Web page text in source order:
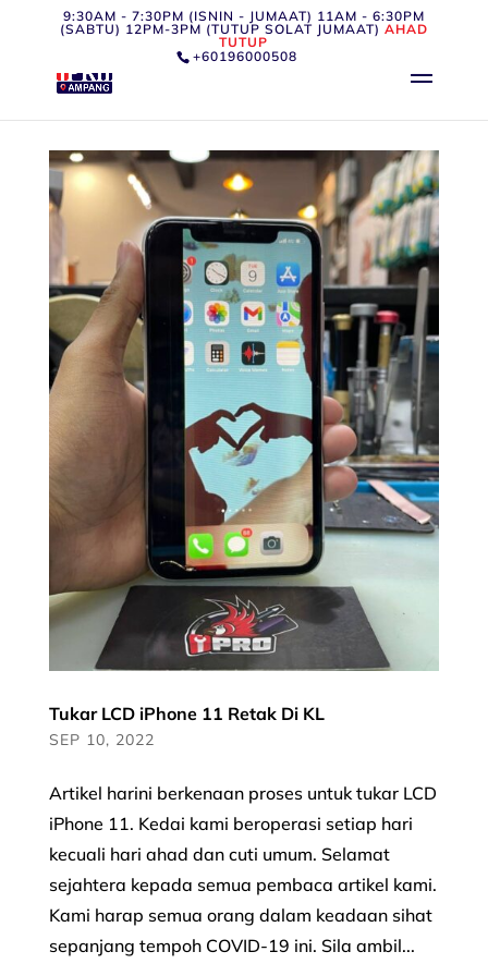
9:30AM - 7:30PM (ISNIN - JUMAAT) 11AM - 6:30PM
(SABTU) 12PM-3PM (TUTUP SOLAT JUMAAT) AHAD
TUTUP
+60196000508
Tukar LCD iPhone 11 Retak Di KL
SEP 10, 2022
Artikel harini berkenaan proses untuk tukar LCD
iPhone 11. Kedai kami beroperasi setiap hari
kecuali hari ahad dan cuti umum. Selamat
sejahtera kepada semua pembaca artikel kami.
Kami harap semua orang dalam keadaan sihat
sepanjang tempoh COVID-19 ini. Sila ambil...